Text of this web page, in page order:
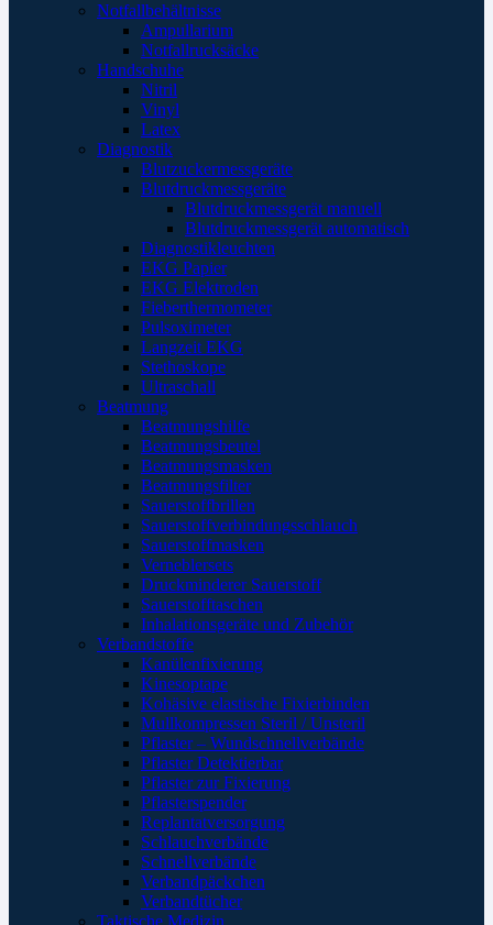
Notfallbehältnisse
Ampullarium
Notfallrucksäcke
Handschuhe
Nitril
Vinyl
Latex
Diagnostik
Blutzuckermessgeräte
Blutdruckmessgeräte
Blutdruckmessgerät manuell
Blutdruckmessgerät automatisch
Diagnostikleuchten
EKG Papier
EKG Elektroden
Fieberthermometer
Pulsoximeter
Langzeit EKG
Stethoskope
Ultraschall
Beatmung
Beatmungshilfe
Beatmungsbeutel
Beatmungsmasken
Beatmungsfilter
Sauerstoffbrillen
Sauerstoffverbindungsschlauch
Sauerstoffmasken
Verneblersets
Druckminderer Sauerstoff
Sauerstofftaschen
Inhalationsgeräte und Zubehör
Verbandstoffe
Kanülenfixierung
Kinesoptape
Kohäsive elastische Fixierbinden
Mullkompressen Steril / Unsteril
Pflaster – Wundschnellverbände
Pflaster Detektierbar
Pflaster zur Fixierung
Pflasterspender
Replantatversorgung
Schlauchverbände
Schnellverbände
Verbandpäckchen
Verbandtücher
Taktische Medizin